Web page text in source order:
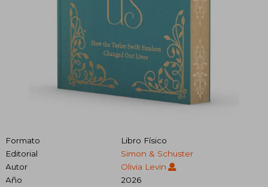
Formato
Libro Físico
Editorial
Simon & Schuster
Autor
Olivia Levin
Año
2026